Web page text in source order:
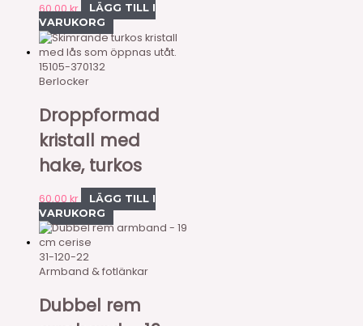
60,00kr
LÄGG TILL I
VARUKORG
15105-370132
Berlocker
Droppformad
kristall med
hake, turkos
60,00 kr
LÄGG TILL I
VARUKORG
31-120-22
Armband & fotlänkar
Dubbel rem